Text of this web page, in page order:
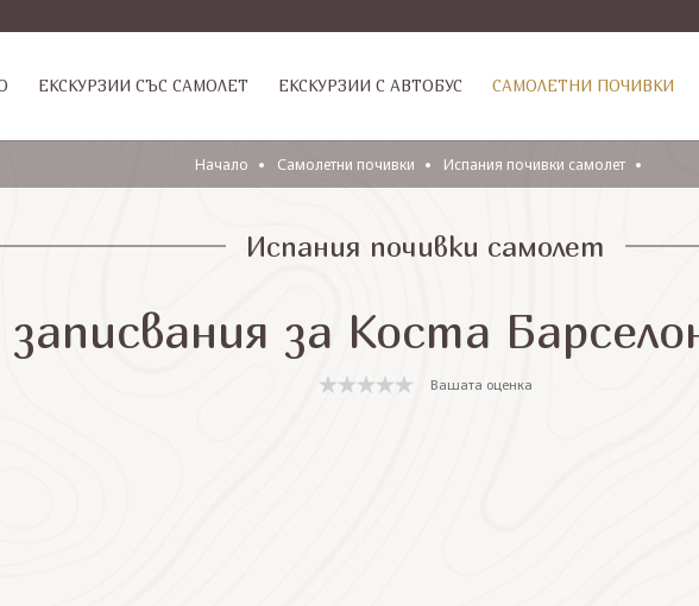
EКСКУРЗИИ СЪС САМОЛЕТ ЕКСКУРЗИИ С АВТОБУС САМОЛЕТНИ ПОЧИВКИ
Начало Самолетни почивки Испания почивки самолет
Испания почивки самолет
записвания за Коста
Вашата оценка